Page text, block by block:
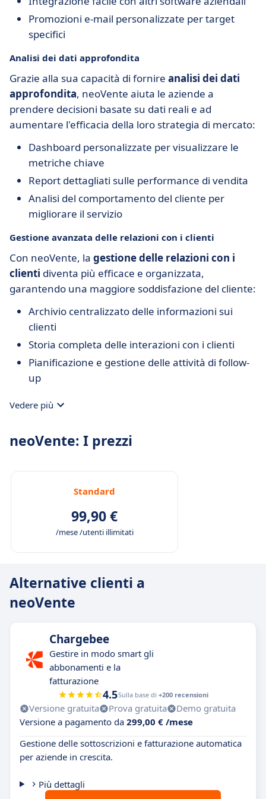
Promozioni e-mail personalizzate per target
specifici
Analisi dei dati approfondita
Grazie alla sua capacità di fornire analisi dei dati
approfondita, neoVente aiuta le aziende a
prendere decisioni basate su dati reali e ad
aumentare l'efficacia della loro strategia di mercato:
Dashboard personalizzate per visualizzare le
metriche chiave
Report dettagliati sulle performance di vendita
Analisi del comportamento del cliente per
migliorare il servizio
Gestione avanzata delle relazioni con i clienti
Con neoVente, la gestione delle relazioni con i
clienti diventa più efficace e organizzata,
garantendo una maggiore soddisfazione del cliente:
Archivio centralizzato delle informazioni sui
clienti
Storia completa delle interazioni con i clienti
Pianificazione e gestione delle attività di follow-
up
Vedere più
neoVente: I prezzi
Standard
99,90 €
/mese /utenti illimitati
Alternative clienti a
neoVente
Chargebee
Gestire in modo smart gli
abbonamenti e la
fatturazione
4.5Sulla base di +200 recensioni
Versione gratuita Prova gratuita
Demo gratuita
Versione a pagamento da 299,00 € /mese
Gestione delle sottoscrizioni e fatturazione automatica
per aziende in crescita.
Più dettagli